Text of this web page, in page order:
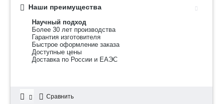
Наши преимущества
Научный подход
Более 30 лет производства
Гарантия изготовителя
Быстрое оформление заказа
Доступные цены
Доставка по России и ЕАЭС
Сравнить